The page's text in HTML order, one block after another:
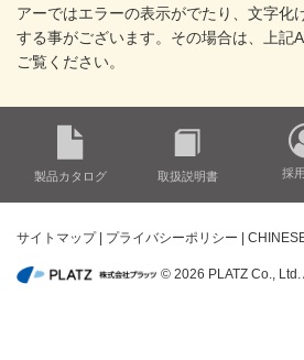
アーではエラーの表示がでたり、文字化
する事がございます。その場合は、上記
ご覧ください。
製品カタログ 取扱説明書 採
サイトマップ| プライバシーポリシー
© 2026 PLATZ Co.,